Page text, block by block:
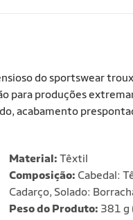
do sportswear
para produções
acabamento
Material: Têxtil
Composição: Cabedal:
Cadarço, Solado:
Peso do Produto: 381 g